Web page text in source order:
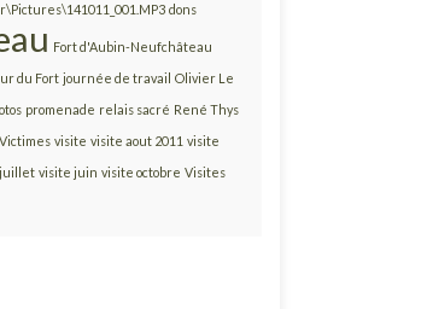
dons
Fort d'Aubin-Neufchâteau
du Fort journée de travail Olivier Le
promenade relais sacré René Thys
Victimes visite visite aout 2011 visite
visite juin visite octobre Visites